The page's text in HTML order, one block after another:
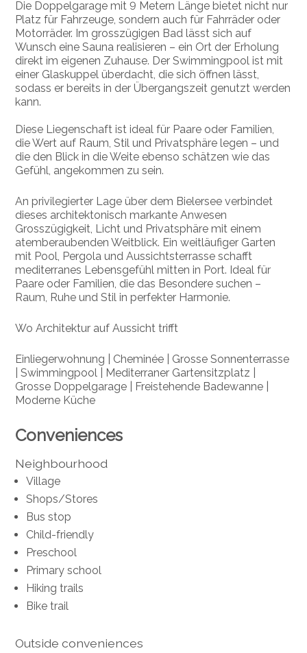
Die Doppelgarage mit 9 Metern Länge bietet nicht nur
Platz für Fahrzeuge, sondern auch für Fahrräder oder
Motorräder. Im grosszügigen Bad lässt sich auf
Wunsch eine Sauna realisieren – ein Ort der Erholung
direkt im eigenen Zuhause. Der Swimmingpool ist mit
einer Glaskuppel überdacht, die sich öffnen lässt,
sodass er bereits in der Übergangszeit genutzt werden
kann.
Diese Liegenschaft ist ideal für Paare oder Familien,
die Wert auf Raum, Stil und Privatsphäre legen – und
die den Blick in die Weite ebenso schätzen wie das
Gefühl, angekommen zu sein.
An privilegierter Lage über dem Bielersee verbindet
dieses architektonisch markante Anwesen
Grosszügigkeit, Licht und Privatsphäre mit einem
atemberaubenden Weitblick. Ein weitläufiger Garten
mit Pool, Pergola und Aussichtsterrasse schafft
mediterranes Lebensgefühl mitten in Port. Ideal für
Paare oder Familien, die das Besondere suchen –
Raum, Ruhe und Stil in perfekter Harmonie.
Wo Architektur auf Aussicht trifft
Einliegerwohnung | Cheminée | Grosse Sonnenterrasse
| Swimmingpool | Mediterraner Gartensitzplatz |
Grosse Doppelgarage | Freistehende Badewanne |
Moderne Küche
Conveniences
Neighbourhood
Village
Shops/Stores
Bus stop
Child-friendly
Preschool
Primary school
Hiking trails
Bike trail
Outside conveniences